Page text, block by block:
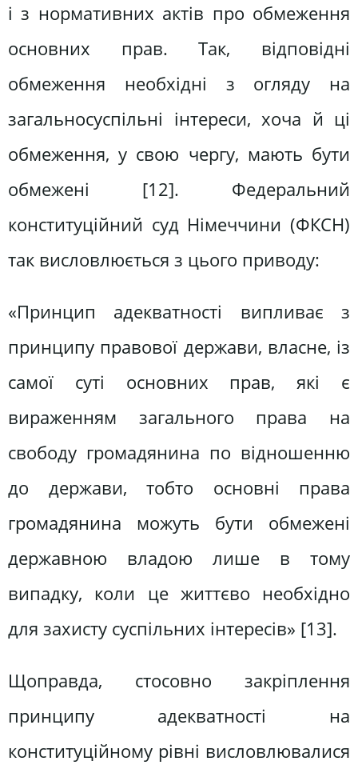
і з нормативних актів про обмеження
основних прав. Так, відповідні
обмеження необхідні з огляду на
загальносуспільні інтереси, хоча й ці
обмеження, у свою чергу, мають бути
обмежені [12]. Федеральний
конституційний суд Німеччини (ФКСН)
так висловлюється з цього приводу:
«Принцип адекватності випливає з
принципу правової держави, власне, із
самої суті основних прав, які є
вираженням загального права на
свободу громадянина по відношенню
до держави, тобто основні права
громадянина можуть бути обмежені
державною владою лише в тому
випадку, коли це життєво необхідно
для захисту суспільних інтересів» [13].
Щоправда, стосовно закріплення
принципу адекватності на
конституційному рівні висловлювалися